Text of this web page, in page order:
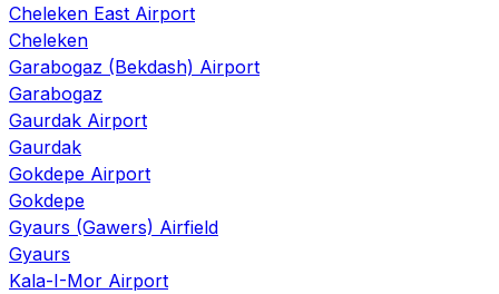
Cheleken East Airport
Cheleken
Garabogaz (Bekdash) Airport
Garabogaz
Gaurdak Airport
Gaurdak
Gokdepe Airport
Gokdepe
Gyaurs (Gawers) Airfield
Gyaurs
Kala-I-Mor Airport